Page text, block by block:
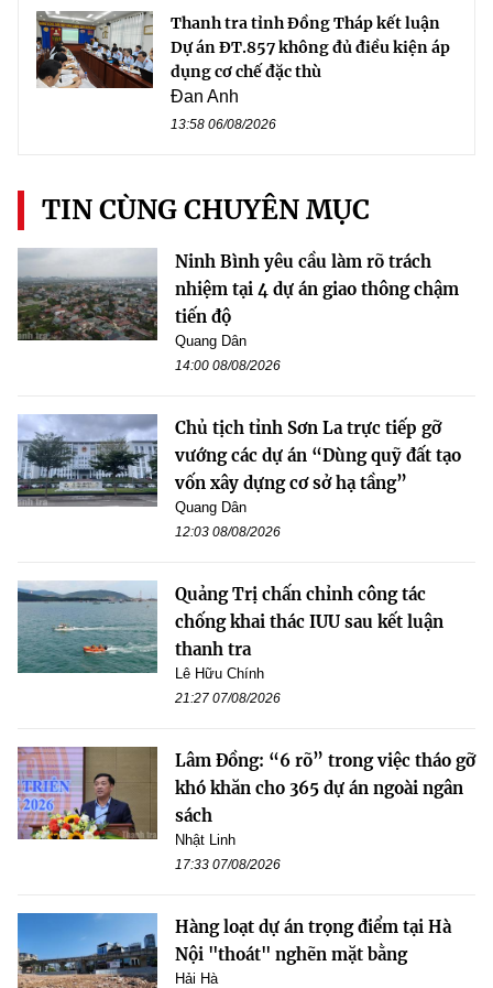
Thanh tra tỉnh Đồng Tháp kết luận
Dự án ĐT.857 không đủ điều kiện áp
dụng cơ chế đặc thù
Đan Anh
13:58 06/08/2026
TIN CÙNG CHUYÊN MỤC
Ninh Bình yêu cầu làm rõ trách
nhiệm tại 4 dự án giao thông chậm
tiến độ
Quang Dân
14:00 08/08/2026
Chủ tịch tỉnh Sơn La trực tiếp gỡ
vướng các dự án “Dùng quỹ đất tạo
vốn xây dựng cơ sở hạ tầng”
Quang Dân
12:03 08/08/2026
Quảng Trị chấn chỉnh công tác
chống khai thác IUU sau kết luận
thanh tra
Lê Hữu Chính
21:27 07/08/2026
Lâm Đồng: “6 rõ” trong việc tháo gỡ
khó khăn cho 365 dự án ngoài ngân
sách
Nhật Linh
17:33 07/08/2026
Hàng loạt dự án trọng điểm tại Hà
Nội "thoát" nghẽn mặt bằng
Hải Hà